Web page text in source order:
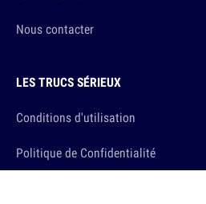
Nous contacter
LES TRUCS SÉRIEUX
Conditions d'utilisation
Politique de Confidentialité